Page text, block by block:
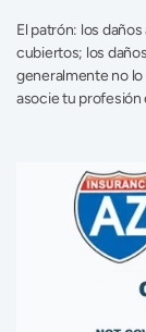
El patrón: los
cubiertos; los
generalmente no lo
asocie tu profesión